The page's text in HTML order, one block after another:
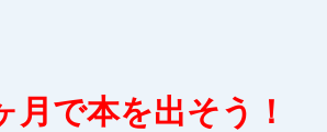
月で本を出そう！